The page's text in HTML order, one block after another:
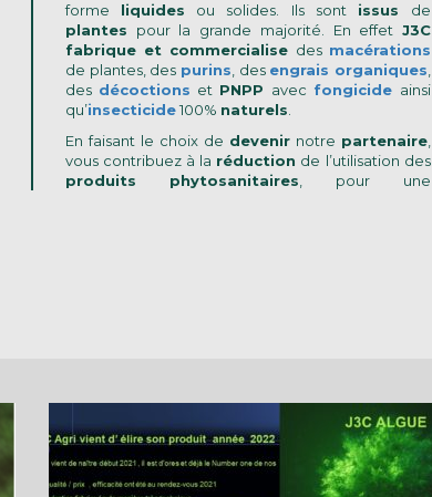
forme liquides ou solides. Ils sont issus de
plantes pour la grande majorité. En effet J3C
fabrique et commercialise des macérations
de plantes, des purins , des engrais organiques
des décoctions et PNPP avec fongicide ainsi
qu’insecticide100% naturels
En faisant le choix de devenir notre partenaire
vous contribuez à la réduction de l’utilisation des
produits phytosanitaires , pour une